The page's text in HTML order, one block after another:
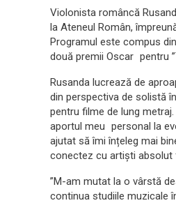
Violonista româncă
la Ateneul Român,
Programul este compus
două premii Oscar pentru
Rusanda lucrează de
din perspectiva de solistă
pentru filme de lung
aportul meu personal la
ajutat să îmi înțeleg mai
conectez cu artiști absolut
”M-am mutat la o vârstă
continua studiile muzicale